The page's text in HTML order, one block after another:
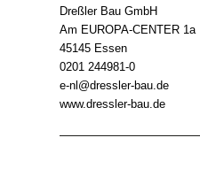
Dreßler Bau GmbH
Am EUROPA-CENTER 1a
45145 Essen
0201 244981-0
e-nl@dressler-bau.de
www.dressler-bau.de